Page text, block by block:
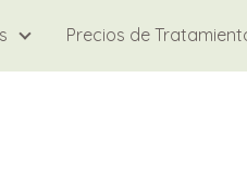
Precios de